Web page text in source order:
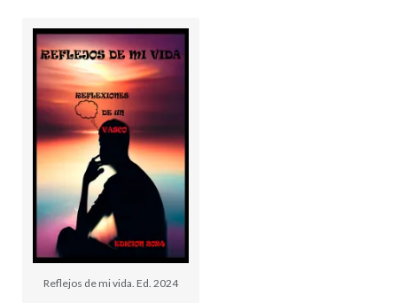
Reflejos de mi vida. Ed. 2024